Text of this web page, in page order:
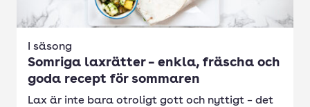
I säsong
Somriga laxrätter – enkla, fräscha och
goda recept för sommaren
Lax är inte bara otroligt gott och nyttigt – det